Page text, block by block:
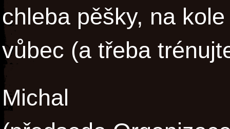
chleba pěšky, na
vůbec (a třeba
Michal